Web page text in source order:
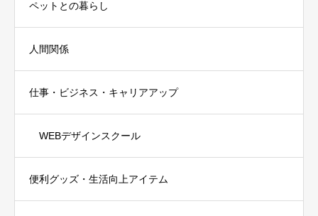
ペットとの暮らし
人間関係
仕事・ビジネス・キャリアアップ
WEBデザインスクール
便利グッズ・生活向上アイテム